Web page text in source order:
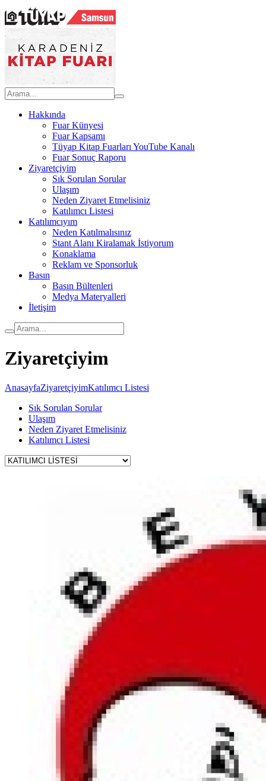
Hakkında
Fuar Künyesi
Fuar Kapsamı
Tüyap Kitap Fuarları YouTube Kanalı
Fuar Sonuç Raporu
Ziyaretçiyim
Sık Sorulan Sorular
Ulaşım
Neden Ziyaret Etmelisiniz
Katılımcı Listesi
Katılımcıyım
Neden Katılmalısınız
Stant Alanı Kiralamak İstiyorum
Konaklama
Reklam ve Sponsorluk
Basın
Basın Bültenleri
Medya Materyalleri
İletişim
Ziyaretçiyim
AnasayfaZiyaretçiyimKatılımcı Listesi
Sık Sorulan Sorular
Ulaşım
Neden Ziyaret Etmelisiniz
Katılımcı Listesi